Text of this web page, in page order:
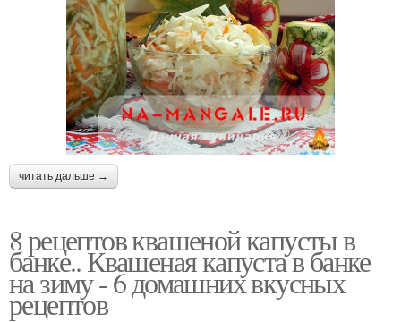
читать дальше →
8 рецептов квашеной капусты в
банке.. Квашеная капуста в банке
на зиму - 6 домашних вкусных
рецептов